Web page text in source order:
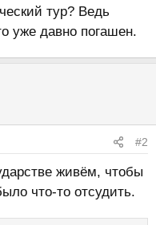
тур? Ведь
уже давно погашен.
#2
живём, чтобы
что-то отсудить.